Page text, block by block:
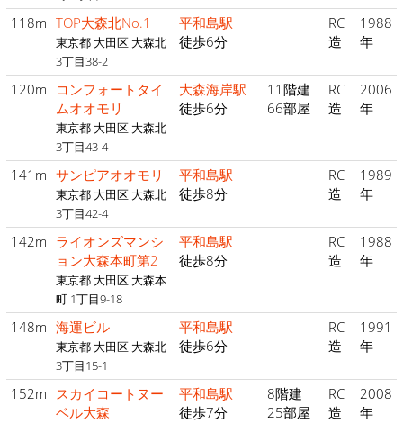
118m TOP大森北No.1
東京都 大田区 大森北
3丁目38-2
平和島駅
徒歩6分
RC
造
1988
年
120m
コンフォートタイ
ムオオモリ
東京都 大田区 大森北
3丁目43-4
大森海岸駅
徒歩6分
11階建
66部屋
RC
造
2006
年
141m サンピアオオモリ
東京都 大田区 大森北
3丁目42-4
平和島駅
徒歩8分
RC
造
1989
年
142m ライオンズマンシ
ョン大森本町第2
東京都 大田区 大森本
町 1丁目9-18
平和島駅
徒歩8分
RC
造
1988
年
148m 海運ビル
東京都 大田区 大森北
3丁目15-1
平和島駅
徒歩6分
RC
造
1991
年
152m スカイコートヌー
ベル大森
平和島駅
徒歩7分
8階建
25部屋
RC
造
2008
年